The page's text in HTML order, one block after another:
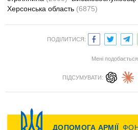
Херсонська область (6875)
ПОДІЛИТИСЯ:
Мені подобається
ПІДСУМУВАТИ: